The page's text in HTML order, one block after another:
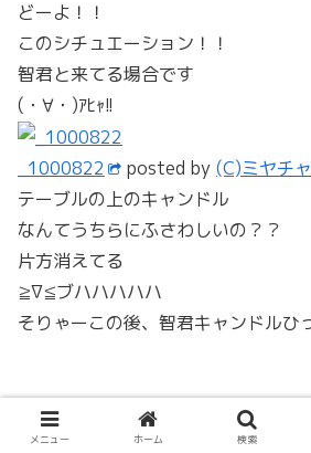
_1000824
結婚式ってヤツに１回出てみたいなぁ
_1000825
こっちの席じゃなくていいからさぁ♪
隣に智君座って２人で号泣ってのも
なしだな。
うん。
次行こう
路地 いのこ家 （特別参加＠アクロ
特別参加なのでちょっと雰囲気でな
こーすると少しいい感じでしょ？？
メニュー ホーム 検索